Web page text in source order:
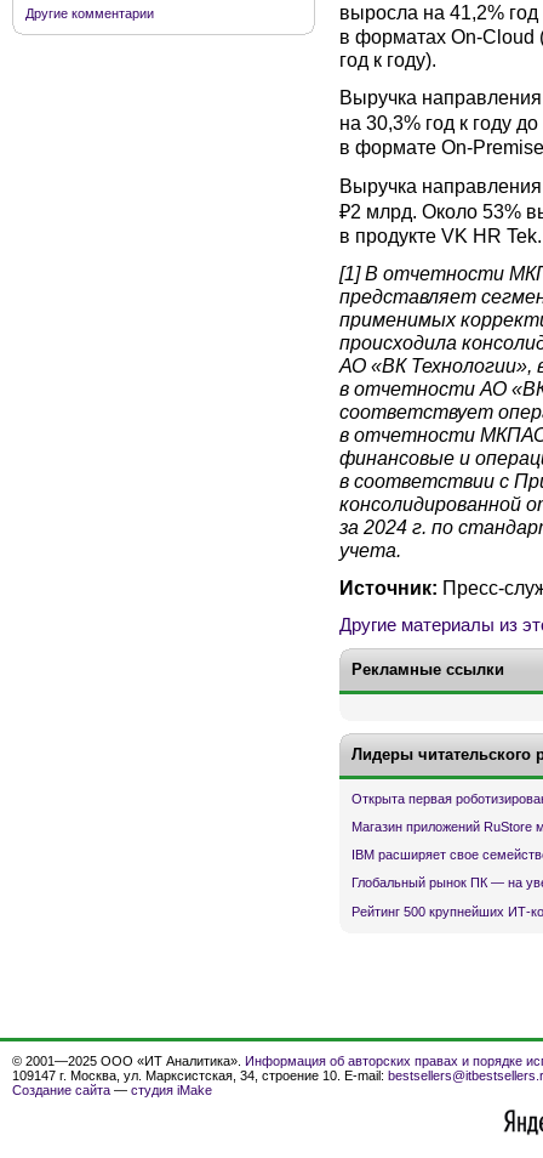
Другие комментарии
выросла на 41,2%
в форматах On-Cloud
год к году).
Выручка
на 30,3% год к году
в формате Оn-Premise
Выручка
₽2 млрд. Около 53%
в продукте VK HR Tek.
[1] В отчетности
представляет
применимых
происходила
АО «ВК Технологии»,
в отчетности АО «ВК
соответствует
в отчетности
финансовые и
в соответствии с
консолидированной
за 2024 г. по
учета.
Источник: Пресс-
Другие материалы из
Рекламные ссылки
Лидеры читательского
Открыта первая
Магазин приложений RuStore
IBM расширяет свое
Глобальный рынок ПК — на
Рейтинг 500 крупнейших ИТ-
© 2001—2025 ООО «ИТ Аналитика». Информация об авторских правах и порядке
109147 г. Москва, ул. Марксистская, 34, строение 10. E-mail:
Создание сайта — студия iMake